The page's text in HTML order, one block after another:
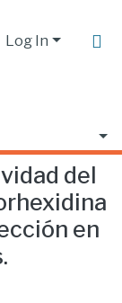
Log In
del
en